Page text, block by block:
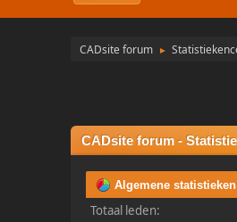
CADsite forum ►
CADsite forum -
Algemene statistieken
Totaal leden: